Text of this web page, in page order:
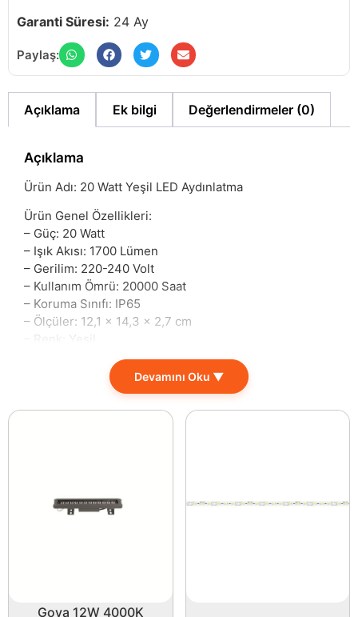
Garanti Süresi: 24 Ay
Paylaş:
Açıklama Ek bilgi Değerlendirmeler (0)
Açıklama
Ürün Adı: 20 Watt Yeşil LED Aydınlatma
Ürün Genel Özellikleri:
– Güç: 20 Watt
– Işık Akısı: 1700 Lümen
– Gerilim: 220-240 Volt
– Kullanım Ömrü: 20000 Saat
– Koruma Sınıfı: IP65
– Ölçüler: 12,1 x 14,3 x 2,7 cm
– Renk: Yeşil
20 Watt Yeşil LED Aydınlatma, estetik dizaynı ve
dayanıklılığı ile hem iç mekanlarda hem de dış
sunmaktadır. Özellikle bahçeler, teraslar, balkonlar ve
Bu LED aydınlatma, 1700 Lümen ışık akışı ile geniş
alanları etkili bir şekilde aydınlatma yeteneğine
dostu hem de maliyet açısından avantajlı bir alternatif
Devamını Oku ▼
Goya 12W 4000K